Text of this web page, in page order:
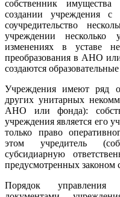
собственник
создании учреждения с
соучредительство
учреждении
изменениях в уставе
преобразования в АНО
создаются
Учреждения имеют ряд
других унитарных
АНО или фонда):
учреждения является его
только право
этом учредитель
субсидиарную
предусмотренных законом
Порядок управления